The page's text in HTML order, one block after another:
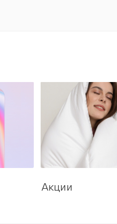
Акции